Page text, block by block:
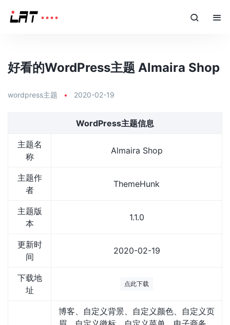
好看的WordPress主题 Almaira Shop
wordpress主题 • 2020-02-19
WordPress主题信息
主题名
称
Almaira Shop
主题作
者
ThemeHunk
主题版
本
1.1.0
更新时
间
2020-02-19
下载地
址
点此下载
博客、自定义背景、自定义颜色、自定义页